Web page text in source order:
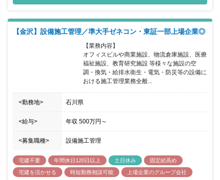
【金沢】設備施工管理／準大手ゼネコン・東証一部上場企業◎
【業務内容】
オフィスビルや商業施設、物流倉庫施設、医療
福祉施設、教育研究施設 等様々な施設の空
調・換気・給排水衛生・電気・防災等の設備に
おける施工管理業務全般...
<勤務地> 石川県
<給与> 年収 500万円 ～
<募集職種> 設備施工管理
宅建不要 年間休日120日以上 土日休み
固定給高め
宅建を活かせる
時短勤務相談可能 上場企業のグループ会社